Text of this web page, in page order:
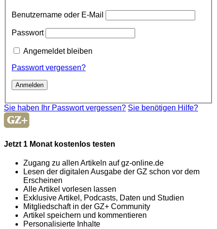
Benutzername oder E-Mail
Passwort
Angemeldet bleiben
Passwort vergessen?
Sie haben Ihr Passwort vergessen? Sie benötigen Hilfe?
Jetzt 1 Monat kostenlos testen
Zugang zu allen Artikeln auf gz-online.de
Lesen der digitalen Ausgabe der GZ schon vor dem
Erscheinen
Alle Artikel vorlesen lassen
Exklusive Artikel, Podcasts, Daten und Studien
Mitgliedschaft in der GZ+ Community
Artikel speichern und kommentieren
Personalisierte Inhalte